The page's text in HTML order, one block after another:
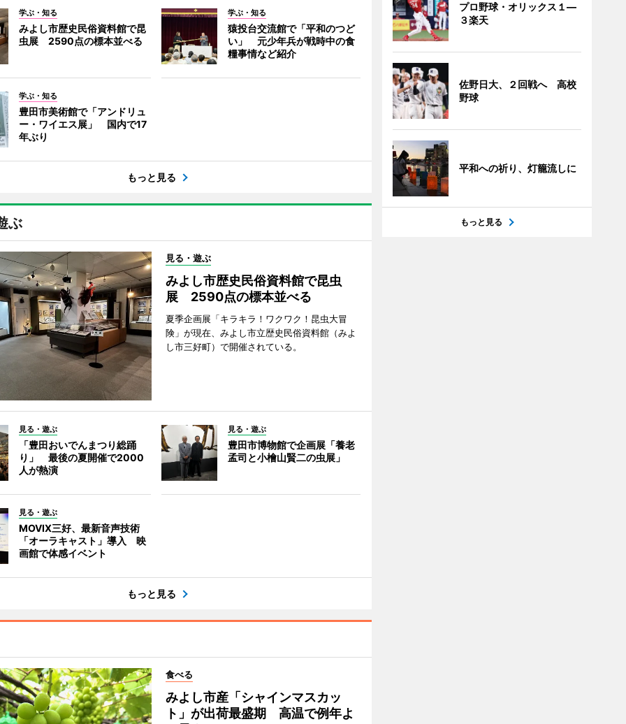
学ぶ・知る
みよし市歴史民俗資料館で昆
虫展 2590点の標本並べる
学ぶ・知る
猿投台交流館で「平和のつど
い」 元少年兵が戦時中の食
糧事情など紹介
学ぶ・知る
豊田市美術館で「アンドリュ
ー・ワイエス展」 国内で17
年ぶり
もっと見る
ぶ
見る・遊ぶ
みよし市歴史民俗資料館で昆虫
展 2590点の標本並べる
夏季企画展「キラキラ！ワクワク！昆虫大冒
険」が現在、みよし市立歴史民俗資料館（みよ
し市三好町）で開催されている。
見る・遊ぶ
「豊田おいでんまつり総踊
り」 最後の夏開催で2000
人が熱演
見る・遊ぶ
豊田市博物館で企画展「養老
孟司と小檜山賢二の虫展」
見る・遊ぶ
MOVIX三好、最新音声技術
「オーラキャスト」導入 映
画館で体感イベント
もっと見る
食べる
みよし市産「シャインマスカッ
ト」が出荷最盛期 高温で例年よ
プロ野球・オリックス１―
３楽天
佐野日大、２回戦へ 高校
野球
平和への祈り、灯籠流しに
もっと見る